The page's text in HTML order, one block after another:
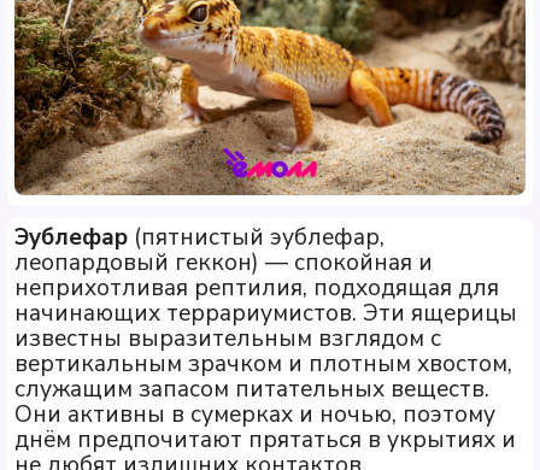
Эублефар (пятнистый эублефар,
леопардовый геккон) — спокойная и
неприхотливая рептилия, подходящая для
начинающих террариумистов. Эти ящерицы
известны выразительным взглядом с
вертикальным зрачком и плотным хвостом,
служащим запасом питательных веществ.
Они активны в сумерках и ночью, поэтому
днём предпочитают прятаться в укрытиях и